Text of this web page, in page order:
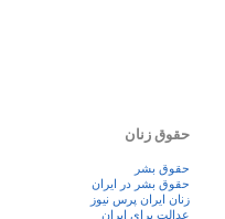
حقوق زنان
حقوق بشر
حقوق بشر در ایران
زنان ايران پرس نيوز
عدالت برای ایران